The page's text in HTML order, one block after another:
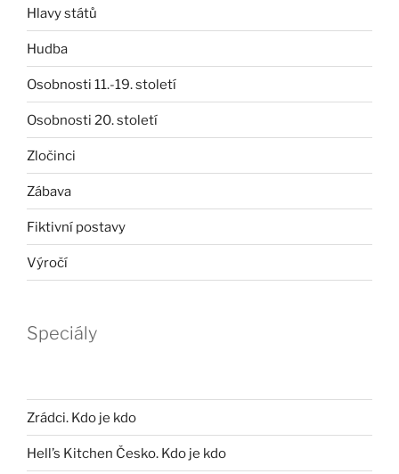
Hlavy států
Hudba
Osobnosti 11.-19. století
Osobnosti 20. století
Zločinci
Zábava
Fiktivní postavy
Výročí
Speciály
Zrádci. Kdo je kdo
Hell’s Kitchen Česko. Kdo je kdo